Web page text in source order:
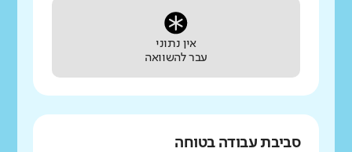
אין נתוני
עבר להשוואה
סביבת עבודה בטוחה